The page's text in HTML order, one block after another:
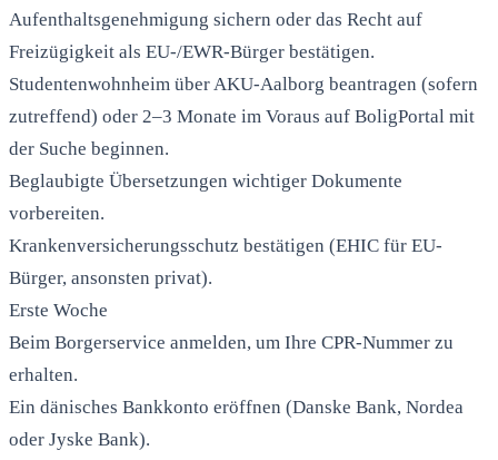
Aufenthaltsgenehmigung sichern oder das Recht auf
Freizügigkeit als EU-/EWR-Bürger bestätigen.
Studentenwohnheim über AKU-Aalborg beantragen (sofern
zutreffend) oder 2–3 Monate im Voraus auf BoligPortal mit
der Suche beginnen.
Beglaubigte Übersetzungen wichtiger Dokumente
vorbereiten.
Krankenversicherungsschutz bestätigen (EHIC für EU-
Bürger, ansonsten privat).
Erste Woche
Beim Borgerservice anmelden, um Ihre CPR-Nummer zu
erhalten.
Ein dänisches Bankkonto eröffnen (Danske Bank, Nordea
oder Jyske Bank).